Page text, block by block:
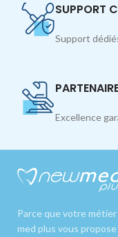
SUPPORT
Support
Excellence
Parce que votre
med plus vous